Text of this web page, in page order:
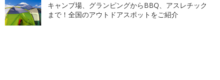
キャンプ場、グランピングからBBQ、アスレチック
まで！全国のアウトドアスポットをご紹介